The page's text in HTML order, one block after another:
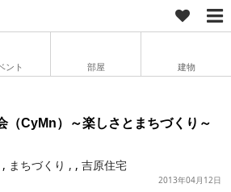
ント 部屋 建物
（CyMn）～楽しさとまちづくり～
, まちづくり , 吉原住宅
2013年04月12日